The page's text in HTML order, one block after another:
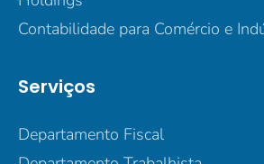
Contabilidade para Comércio e
Serviços
Departamento Fiscal